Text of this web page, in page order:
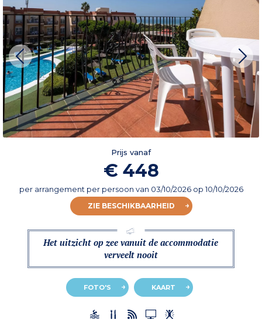
Prijs vanaf
€ 448
per arrangement per persoon van 03/10/2026op 10/10/2026
ZIE BESCHIKBAARHEID
Het uitzicht op zee vanuit de accommodatie
verveelt nooit
FOTO'S KAART